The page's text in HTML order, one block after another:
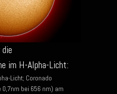
im H-Alpha-Licht:
Licht; Coronado
bei 656 nm) am